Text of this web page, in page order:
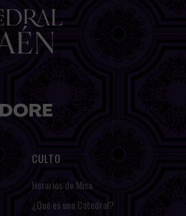
CULTO
Horarios de Misa
¿Qué es una Catedral?